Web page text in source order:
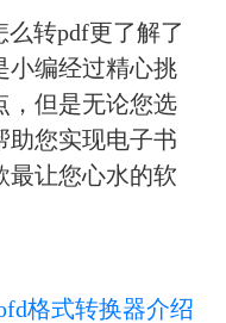
么转pdf更了解了
小编经过精心挑
，但是无论您选
助您实现电子书
最让您心水的软
格式转换器介绍